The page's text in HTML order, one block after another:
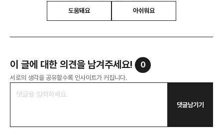
도움돼요 아쉬워요
이 글에 대한 의견을 남겨주세요! 0
서로의 생각을 공유할수록 인사이트가 커집니다.
댓글남기기